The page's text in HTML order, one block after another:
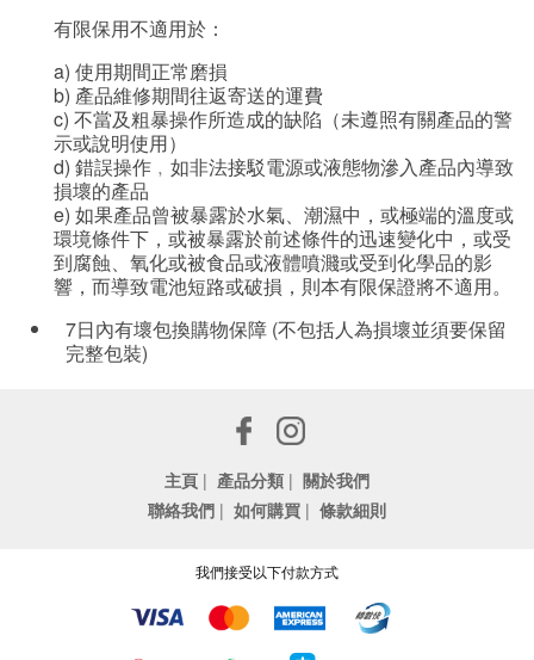
有限保用不適用於：
a) 使用期間正常磨損
b) 產品維修期間往返寄送的運費
c) 不當及粗暴操作所造成的缺陷（未遵照有關產品的警
示或說明使用）
d) 錯誤操作﹐如非法接駁電源或液態物滲入產品內導致
損壞的產品
e) 如果產品曾被暴露於水氣、潮濕中，或極端的溫度或
環境條件下，或被暴露於前述條件的迅速變化中，或受
到腐蝕、氧化或被食品或液體噴濺或受到化學品的影
響，而導致電池短路或破損，則本有限保證將不適用。
7日內有壞包換購物保障 (不包括人為損壞並須要保留
完整包裝)
主頁 | 產品分類 | 關於我們
聯絡我們 | 如何購買 | 條款細則
我們接受以下付款方式